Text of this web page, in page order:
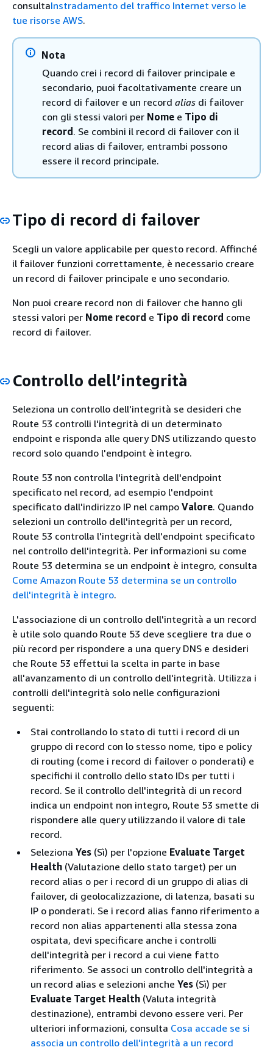
consultaInstradamento del traffico Internet verso le
tue risorse AWS.
Nota
Quando crei i record di failover principale e
secondario, puoi facoltativamente creare un
record di failover e un record alias di failover
con gli stessi valori per Nome e Tipo di
record . Se combini il record di failover con il
record alias di failover, entrambi possono
essere il record principale.
Tipo di record di failover
Scegli un valore applicabile per questo record. Affinché
il failover funzioni correttamente, è necessario creare
un record di failover principale e uno secondario.
Non puoi creare record non di failover che hanno gli
stessi valori per Nome record e Tipo di record come
record di failover.
Controllo dell’integrità
Seleziona un controllo dell'integrità se desideri che
Route 53 controlli l'integrità di un determinato
endpoint e risponda alle query DNS utilizzando questo
record solo quando l'endpoint è integro.
Route 53 non controlla l'integrità dell'endpoint
specificato nel record, ad esempio l'endpoint
specificato dall'indirizzo IP nel campo Valore. Quando
selezioni un controllo dell'integrità per un record,
Route 53 controlla l'integrità dell'endpoint specificato
nel controllo dell'integrità. Per informazioni su come
Route 53 determina se un endpoint è integro, consulta
Come Amazon Route 53 determina se un controllo
dell'integrità è integro.
L'associazione di un controllo dell'integrità a un record
è utile solo quando Route 53 deve scegliere tra due o
più record per rispondere a una query DNS e desideri
che Route 53 effettui la scelta in parte in base
all'avanzamento di un controllo dell'integrità. Utilizza i
controlli dell'integrità solo nelle configurazioni
seguenti:
Stai controllando lo stato di tutti i record di un
gruppo di record con lo stesso nome, tipo e policy
di routing (come i record di failover o ponderati) e
specifichi il controllo dello stato IDs per tutti i
record. Se il controllo dell'integrità di un record
indica un endpoint non integro, Route 53 smette di
rispondere alle query utilizzando il valore di tale
record.
Seleziona Yes (Sì) per l'opzione Evaluate Target
Health (Valutazione dello stato target) per un
record alias o per i record di un gruppo di alias di
failover, di geolocalizzazione, di latenza, basati su
IP o ponderati. Se i record alias fanno riferimento a
record non alias appartenenti alla stessa zona
ospitata, devi specificare anche i controlli
dell'integrità per i record a cui viene fatto
riferimento. Se associ un controllo dell'integrità a
un record alias e selezioni anche Yes (Sì) per
Evaluate Target Health (Valuta integrità
destinazione), entrambi devono essere veri. Per
ulteriori informazioni, consulta Cosa accade se si
associa un controllo dell'integrità a un record